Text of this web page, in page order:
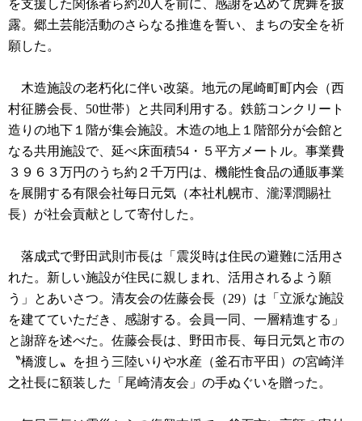
を支援した関係者ら約20人を前に、感謝を込めて虎舞を披
露。郷土芸能活動のさらなる推進を誓い、まちの安全を祈
願した。
木造施設の老朽化に伴い改築。地元の尾崎町町内会（西
村征勝会長、50世帯）と共同利用する。鉄筋コンクリート
造りの地下１階が集会施設。木造の地上１階部分が会館と
なる共用施設で、延べ床面積54・５平方メートル。事業費
３９６３万円のうち約２千万円は、機能性食品の通販事業
を展開する有限会社毎日元気（本社札幌市、瀧澤潤賜社
長）が社会貢献として寄付した。
落成式で野田武則市長は「震災時は住民の避難に活用さ
れた。新しい施設が住民に親しまれ、活用されるよう願
う」とあいさつ。清友会の佐藤会長（29）は「立派な施設
を建てていただき、感謝する。会員一同、一層精進する」
と謝辞を述べた。佐藤会長は、野田市長、毎日元気と市の
〝橋渡し〟を担う三陸いりや水産（釜石市平田）の宮崎洋
之社長に額装した「尾崎清友会」の手ぬぐいを贈った。